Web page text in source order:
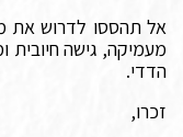
אל תהססו לדרוש את
מעמיקה, גישה חיובית
הדדי.
זכרו,